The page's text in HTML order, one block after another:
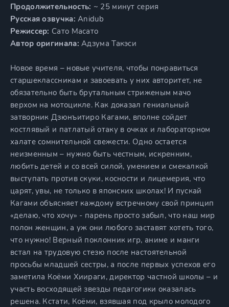
Продолжительность: ~ 25 минут серия
Русская озвучка: Anidub
Режиссер: Сато Масато
Автор оригинала: Адзума Такэси
Новое время – новые учителя, чтобы понравиться
старшеклассникам и завоевать у них авторитет, не
обязательно быть брутальным стриженым мачо
верхом на мотоцикле. Как доказал гениальный
затворник Дзюнъитиро Кагами, вполне сойдет
костлявый и патлатый отаку в очках и лабораторном
халате сомнительной свежести. Одно остается
неизменным – нужно быть честным, искренним,
любить детей и со всей силой, умением и смекалкой
выступать против скуки, косности и лицемерия, что
царят, увы, не только в японских школах! И пускай
Кагами объясняет каждому встречному свой принцип
«делаю, что хочу» - парень просто забыл, что наш мир
полон женщин, а уж они любого заставят хотеть того,
что нужно! Верный поклонник игр, аниме и манги
встал на трудовую стезю после настоятельной
просьбы младшей сестры, а после первых успехов его
заметила Коёми Хиираги, директор частной школы – и
участь восходящей звезды педагогики оказалась
решена. Кстати, Коёми, взявшая под крыло молодого